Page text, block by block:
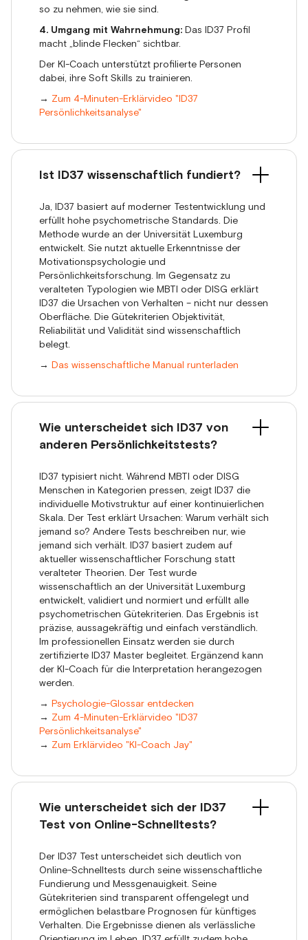
so zu nehmen, wie sie sind.
4. Umgang mit Wahrnehmung: Das ID37 Profil
macht „blinde Flecken“ sichtbar.
Der KI-Coach unterstützt profilierte Personen
dabei, ihre Soft Skills zu trainieren.
→ Zum 4-Minuten-Erklärvideo "ID37
Persönlichkeitsanalyse"
Ist ID37 wissenschaftlich fundiert?
Ja, ID37 basiert auf moderner Testentwicklung und
erfüllt hohe psychometrische Standards. Die
Methode wurde an der Universität Luxemburg
entwickelt. Sie nutzt aktuelle Erkenntnisse der
Motivationspsychologie und
Persönlichkeitsforschung. Im Gegensatz zu
veralteten Typologien wie MBTI oder DISG erklärt
ID37 die Ursachen von Verhalten – nicht nur dessen
Oberfläche. Die Gütekriterien Objektivität,
Reliabilität und Validität sind wissenschaftlich
belegt.
→ Das wissenschaftliche Manual runterladen
Wie unterscheidet sich ID37 von
anderen Persönlichkeitstests?
ID37 typisiert nicht. Während MBTI oder DISG
Menschen in Kategorien pressen, zeigt ID37 die
individuelle Motivstruktur auf einer kontinuierlichen
Skala. Der Test erklärt Ursachen: Warum verhält sich
jemand so? Andere Tests beschreiben nur, wie
jemand sich verhält. ID37 basiert zudem auf
aktueller wissenschaftlicher Forschung statt
veralteter Theorien. Der Test wurde
wissenschaftlich an der Universität Luxemburg
entwickelt, validiert und normiert und erfüllt alle
psychometrischen Gütekriterien. Das Ergebnis ist
präzise, aussagekräftig und einfach verständlich.
Im professionellen Einsatz werden sie durch
zertifizierte ID37 Master begleitet. Ergänzend kann
der KI-Coach für die Interpretation herangezogen
werden.
→ Psychologie-Glossar entdecken
→ Zum 4-Minuten-Erklärvideo "ID37
Persönlichkeitsanalyse"
→ Zum Erklärvideo "KI-Coach Jay"
Wie unterscheidet sich der ID37
Test von Online-Schnelltests?
Der ID37 Test unterscheidet sich deutlich von
Online-Schnelltests durch seine wissenschaftliche
Fundierung und Messgenauigkeit. Seine
Gütekriterien sind transparent offengelegt und
ermöglichen belastbare Prognosen für künftiges
Verhalten. Die Ergebnisse dienen als verlässliche